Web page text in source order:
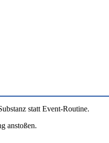
statt Event-Routine.
anstoßen.